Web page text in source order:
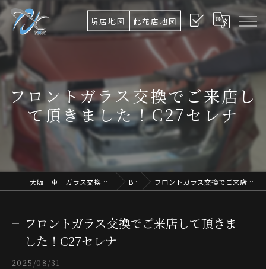
堺店地図 此花店地図
フロントガラス交換でご来店し
て頂きました！C27セレナ
大阪 車 ガラス交換TNK Ultimate Osaka.Lab Blog フロントガラス交換でご来店して頂きました！C27セレナ
フロントガラス交換でご来店して頂きま
した！C27セレナ
2025/08/31